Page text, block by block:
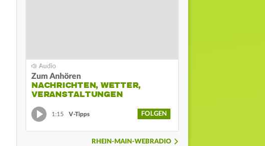
Zum Anhören
NACHRICHTEN, WETTER,
VERANSTALTUNGEN
1:15 V-Tipps FOLGEN
RHEIN-MAIN-WEBRADIO